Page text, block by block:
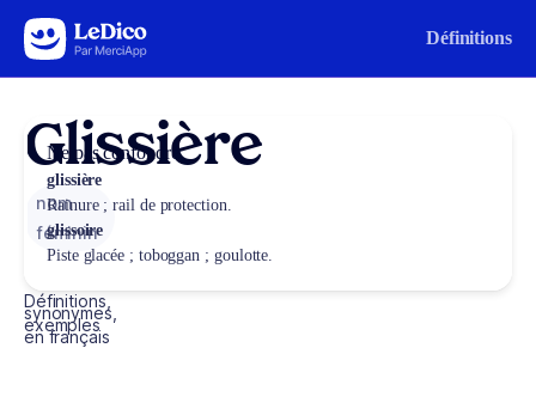
Aller au contenu Définitions
Glissière
nom
féminin
Définitions,
synonymes,
exemples
en français
Ne pas confondre
glissière
Rainure ; rail de protection.
glissoire
Piste glacée ; toboggan ; goulotte.